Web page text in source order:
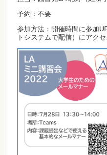
予約：不要
参加方法：開催時間に参加
トシステムで配信）にアクセ